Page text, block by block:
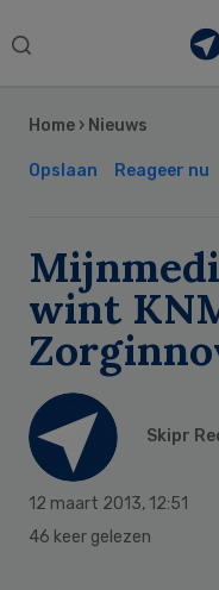
Search
Home › Nieuws
Opslaan Reageer nu
wint
Skipr
12 maart 2013, 12:51
46 keer gelezen
Sidebar